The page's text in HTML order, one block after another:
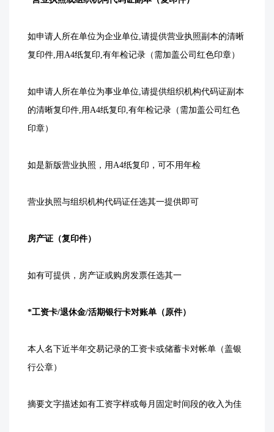
如申请人所在单位为企业单位,请提供营业执照副本的清晰
复印件,用A4纸复印,有年检记录（需加盖公司红色印章）
如申请人所在单位为事业单位,请提供组织机构代码证副本
的清晰复印件,用A4纸复印,有年检记录（需加盖公司红色
印章）
如是新版营业执照，用A4纸复印，可不用年检
营业执照与组织机构代码证任选其一提供即可
房产证（复印件）
如有可提供，房产证或购房发票任选其一
*工资卡/退休金/活期银行卡对账单（原件）
本人名下近半年交易记录的工资卡或储蓄卡对帐单（盖银
行公章）
摘要文字描述如有工资字样或每月固定时间段的收入为佳